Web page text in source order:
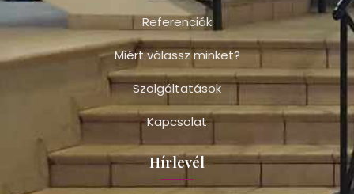
Referenciák
Miért válassz minket?
Szolgáltatások
Kapcsolat
Hírlevél